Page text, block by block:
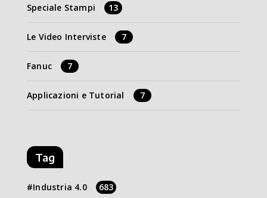
Speciale Stampi 13
Le Video Interviste 7
Fanuc 7
Applicazioni e Tutorial 7
Tag
Industria 4.0 683